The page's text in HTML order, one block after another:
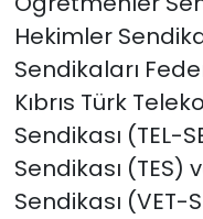
Hekimler
Sendikaları
Kıbrıs Türk
Sendikası (TEL-
Sendikası
Sendikası (VET-